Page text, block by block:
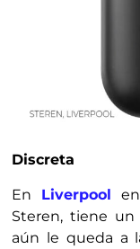
Discreta
En Liverpool
Steren, tiene
aún le queda a